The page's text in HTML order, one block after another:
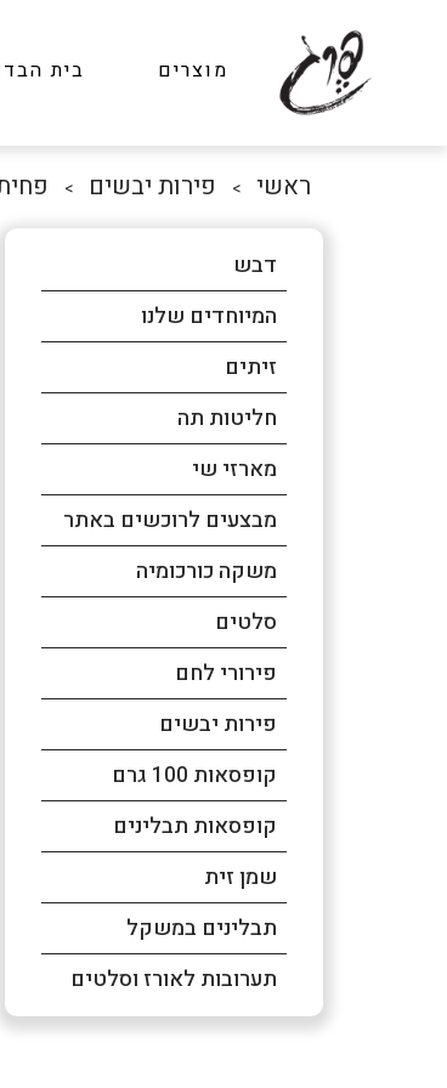
מוצרים בית הבד
ראשי > פירות יבשים >
דבש
המיוחדים שלנו
זיתים
חליטות תה
מארזי שי
מבצעים לרוכשים באתר
משקה כורכומיה
סלטים
פירורי לחם
פירות יבשים
קופסאות 100 גרם
קופסאות תבלינים
שמן זית
תבלינים במשקל
תערובות לאורז וסלטים